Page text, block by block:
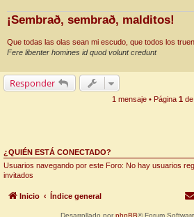
¡Sembrað, sembrað, malditos!
Que todas las olas sean mi escudo, que todos los
Fere libenter homines id quod volunt credunt
Responder
1 mensaje • Página 1 de
¿QUIÉN ESTÁ CONECTADO?
Usuarios navegando por este Foro: No hay usuarios
invitados
Inicio Índice general
Desarrollado por phpBB® Forum